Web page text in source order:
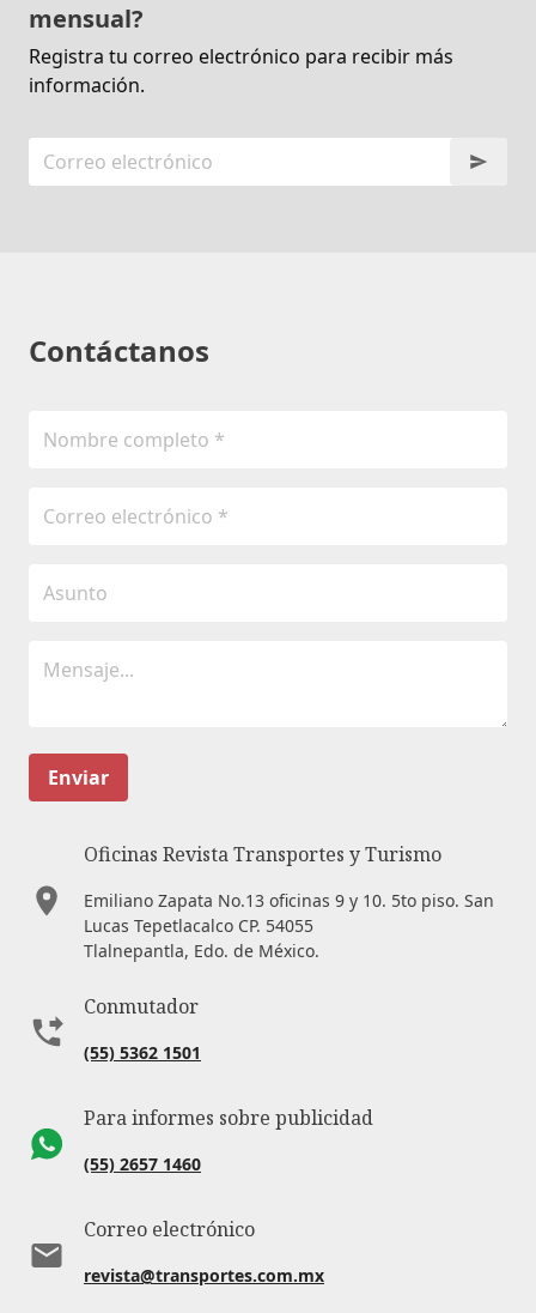
mensual?
Registra tu correo electrónico para recibir más
información.
Contáctanos
Enviar
Oficinas Revista Transportes y Turismo
Emiliano Zapata No.13 oficinas 9 y 10. 5to piso. San
Lucas Tepetlacalco CP. 54055
Tlalnepantla, Edo. de México.
Conmutador
(55) 5362 1501
Para informes sobre publicidad
(55) 2657 1460
Correo electrónico
revista@transportes.com.mx